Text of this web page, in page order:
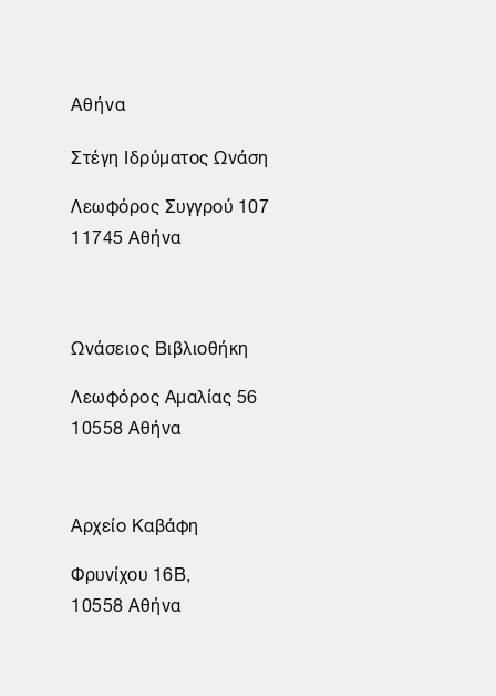
Αθήνα
Στέγη Ιδρύματος Ωνάση
Λεωφόρος Συγγρού 107
11745 Αθήνα
Ωνάσειος Βιβλιοθήκη
Λεωφόρος Αμαλίας 56
10558 Αθήνα
Αρχείο Καβάφη
Φρυνίχου 16Β,
10558 Αθήνα